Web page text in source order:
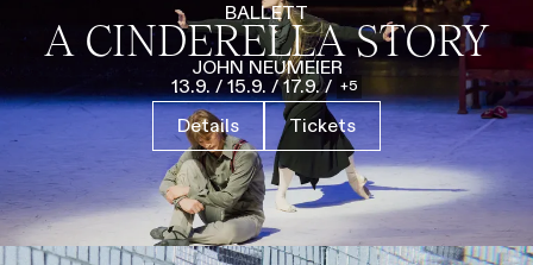
BALLETT
A CINDERELLA STORY
JOHN NEUMEIER
13.9. / 15.9. / 17.9. / 5
Details Tickets